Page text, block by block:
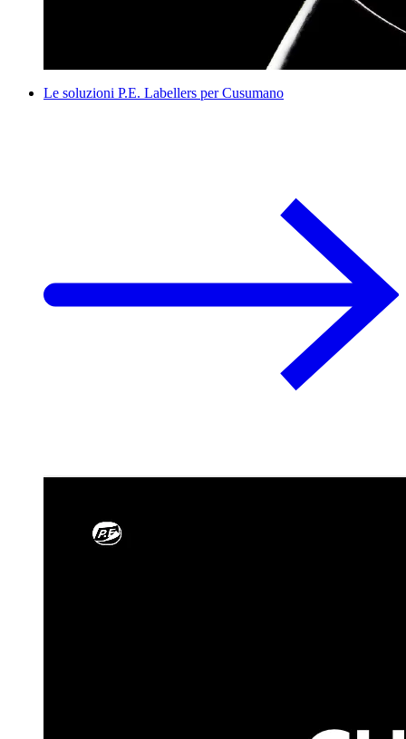
Le soluzioni P.E. Labellers per Cusumano